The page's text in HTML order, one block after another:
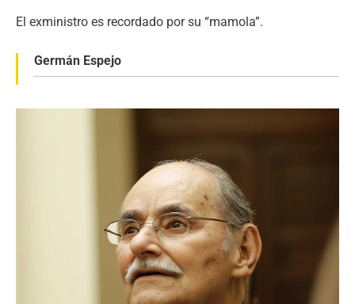
El exministro es recordado por su “mamola”.
Germán Espejo